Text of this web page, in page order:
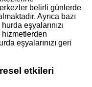
belirli günlerde
Ayrıca bazı
eşyalarınızı
hizmetlerden
eşyalarınızı geri
etkileri